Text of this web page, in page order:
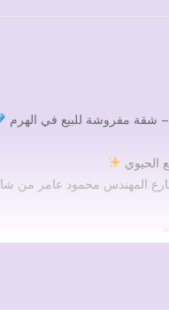
– شقة مفروشة للبيع في الهرم
الحيوي
المهندس محمود عامر من